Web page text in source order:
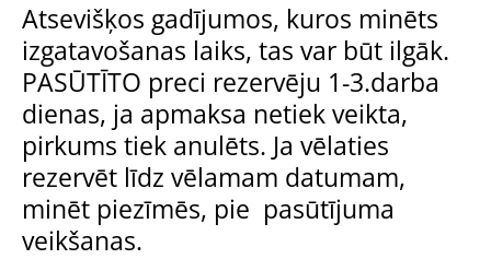
Atsevišķos gadījumos, kuros minēts
izgatavošanas laiks, tas var būt ilgāk.
PASŪTĪTO preci rezervēju 1-3.darba
dienas, ja apmaksa netiek veikta,
pirkums tiek anulēts. Ja vēlaties
rezervēt līdz vēlamam datumam,
minēt piezīmēs, pie pasūtījuma
veikšanas.